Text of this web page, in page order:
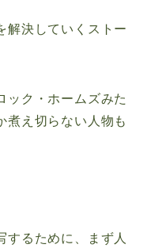
解決していくストー
ック・ホームズみた
煮え切らない人物も
するために、まず人